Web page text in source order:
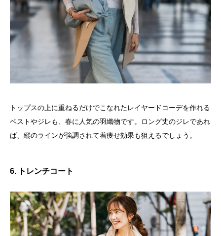
トップスの上に重ねるだけでこなれたレイヤードコーデを作れる
ベストやジレも、春に人気の羽織物です。ロング丈のジレであれ
ば、縦のラインが強調されて着痩せ効果も狙えるでしょう。
6. トレンチコート